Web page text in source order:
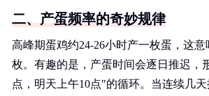
二、产蛋频率的奇妙规律
高峰期蛋鸡约24-26小时产一枚蛋，这
枚。有趣的是，产蛋时间会逐日推迟，
点，明天上午10点"的循环。当连续几